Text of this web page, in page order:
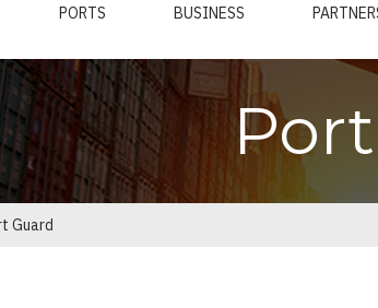
PORTS BUSINESS
Guard